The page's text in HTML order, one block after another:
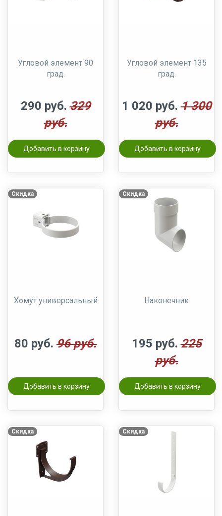
Угловой элемент 90
град.
290 руб. 329
руб.
Добавить в корзину
Угловой элемент 135
град.
1 020 руб. 1 300
руб.
Добавить в корзину
Скидка
Хомут универсальный
80 руб. 96 руб.
Добавить в корзину
Скидка
Наконечник
195 руб. 225
руб.
Добавить в корзину
Скидка Скидка